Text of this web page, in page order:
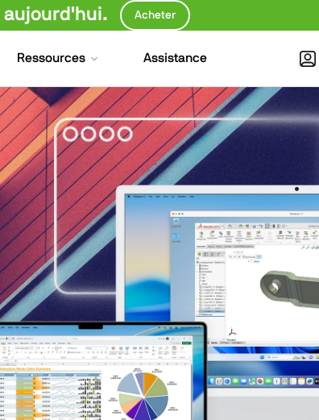
aujourd'hui. Acheter
Ressources Assistance